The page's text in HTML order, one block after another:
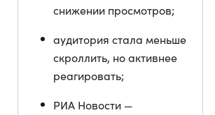
снижении просмотров;
аудитория стала меньше
скроллить, но активнее
реагировать;
РИА Новости —